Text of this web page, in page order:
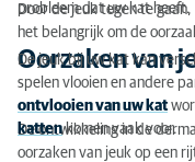
Diagnose atopie
Behandeling
Jeuk bij katten
probleem dat uw kat heeft.
Door de jeuk tegen te
het belangrijk om de
Oorzaken van
De jeuk bij uw kat kan
spelen vlooien en andere
ontvlooien van uw kat
kattenkomen vaak voor.
De ontwikkeling in de
oorzaken van jeuk op een